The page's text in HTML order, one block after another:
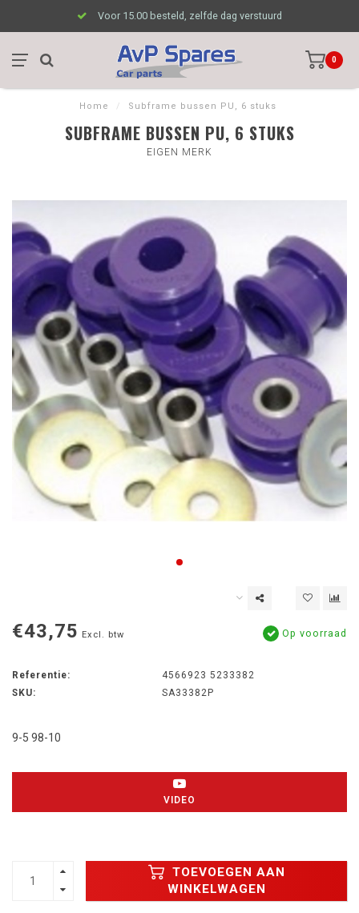
Voor 15.00 besteld, zelfde dag verstuurd
0
Home / Subframe bussen PU, 6 stuks
SUBFRAME BUSSEN PU, 6 STUKS
EIGEN MERK
€43,75 Excl. btw Op voorraad
Referentie:
4566923 5233382
SKU:
SA33382P
9-5 98-10
VIDEO
TOEVOEGEN AAN
WINKELWAGEN